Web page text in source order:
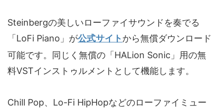
Steinbergの美しいローファイサウンドを奏でる
「LoFi Piano」が公式サイトから無償ダウンロード
可能です。同じく無償の「HALion Sonic」用の無
料VSTインストゥルメントとして機能します。
Chill Pop、Lo-Fi HipHopなどのローファイミュー